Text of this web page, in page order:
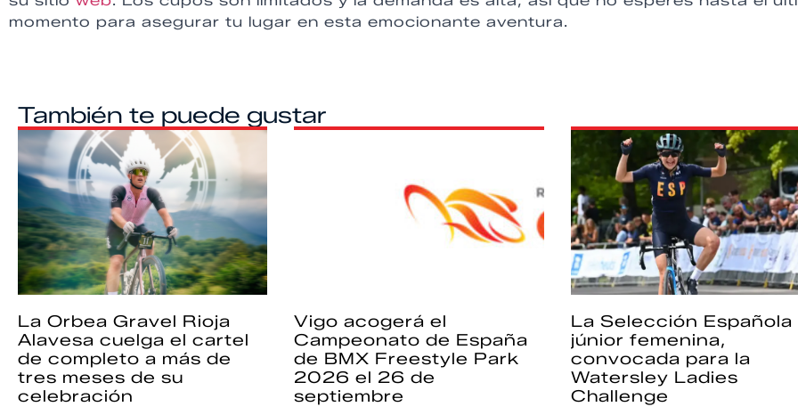
momento para asegurar tu lugar en esta emocionante aventura.
También te puede gustar
La Orbea Gravel Rioja
Alavesa cuelga el cartel
de completo a más de
tres meses de su
celebración
Vigo acogerá el
Campeonato de España
de BMX Freestyle Park
2026 el 26 de
septiembre
La Selección Española
júnior femenina,
convocada para la
Watersley Ladies
Challenge